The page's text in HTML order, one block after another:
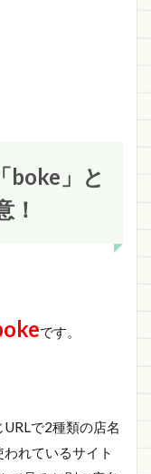
boke」と
！
です。
で2種類の店名
れているサイト